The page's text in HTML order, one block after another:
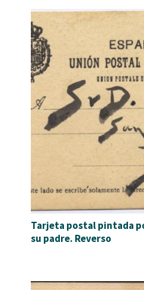
Tarjeta postal pintada
su padre. Reverso